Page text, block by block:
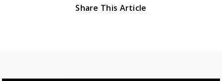
Share This Article